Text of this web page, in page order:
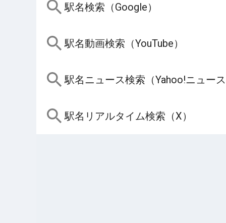
駅名検索（Google）
駅名動画検索（YouTube）
駅名ニュース検索（Yahoo!ニュー
駅名リアルタイム検索（X）